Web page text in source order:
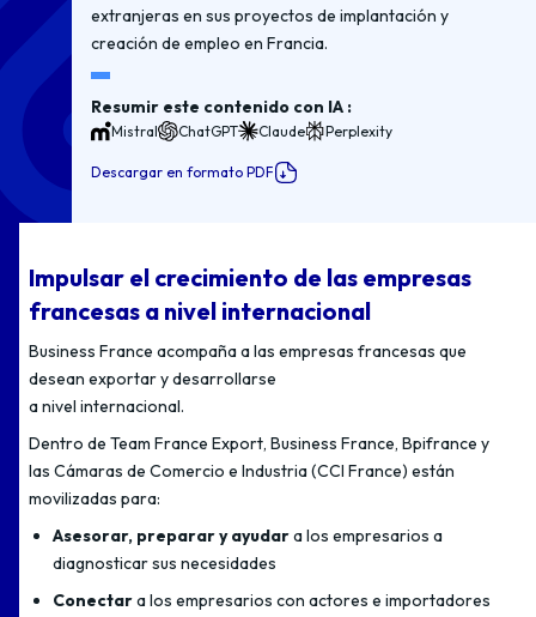
extranjeras en sus proyectos de implantación y
creación de empleo en Francia.
Resumir este contenido con IA :
Mistral ChatGPT Claude Perplexity
Descargar en formato PDF
Impulsar el crecimiento de las empresas
francesas a nivel internacional
Business France acompaña a las empresas francesas que
desean exportar y desarrollarse
a nivel internacional.
Dentro de Team France Export, Business France, Bpifrance y
las Cámaras de Comercio e Industria (CCI France) están
movilizadas para:
Asesorar, preparar y ayudara los empresarios a
diagnosticar sus necesidades
Conectara los empresarios con actores e importadores